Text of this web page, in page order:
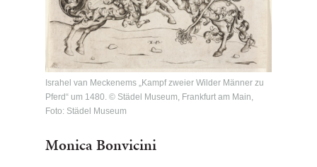
Israhel van Meckenems „Kampf zweier Wilder Männer zu
Pferd“ um 1480. © Städel Museum, Frankfurt am Main,
Foto: Städel Museum
Monica Bonvicini